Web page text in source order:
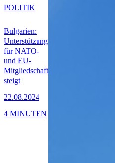
Bulgarien:
Unterstützung
für NATO-
und EU-
Mitgliedschaft
steigt
22.08.2024
POLITIK
4 MINUTEN